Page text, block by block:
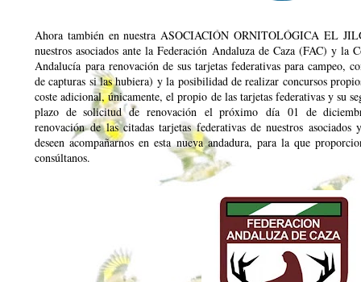
Ahora también en nuestra ASOCIACIÓN ORNITOLÓGICA EL
nuestros asociados ante la Federación Andaluza de Caza (FAC) y la
Andalucía para renovación de sus tarjetas federativas para campeo,
de capturas si las hubiera) y la posibilidad de realizar concursos
coste adicional, únicamente, el propio de las tarjetas federativas y su
plazo de solicitud de renovación el próximo día 01 de
renovación de las citadas tarjetas federativas de nuestros asociados
deseen acompañarnos en esta nueva andadura, para la que
consúltanos.